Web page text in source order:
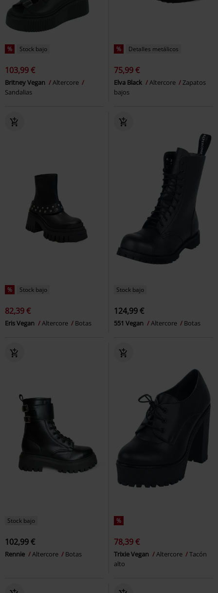
% Stock bajo
103,99 €
Britney Vegan
Altercore
Sandalias
% Detalles metálicos
75,99 €
Elva Black Altercore
Zapatos
bajos
% Stock bajo
82,39 €
Eris Vegan Altercore Botas
Stock bajo
124,99 €
551 Vegan Altercore Botas
Stock bajo
102,99 €
Rennie Altercore Botas
%
78,39 €
Trixie Vegan Altercore
Tacón
alto